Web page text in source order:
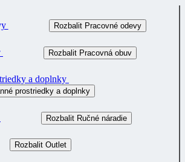
Rozbalit Pracovné odevy
Rozbalit Pracovná obuv
a doplnky
prostriedky a doplnky
Rozbalit Ručné náradie
Rozbalit Outlet